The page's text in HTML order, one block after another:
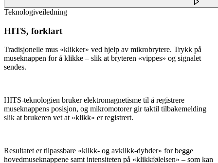
Teknologiveiledning
HITS, forklart
Tradisjonelle mus «klikker» ved hjelp av mikrobrytere. Trykk på
museknappen for å klikke – slik at bryteren «vippes» og signalet
sendes.
HITS-teknologien bruker elektromagnetisme til å registrere
museknappens posisjon, og mikromotorer gir taktil tilbakemelding
slik at brukeren vet at «klikk» er registrert.
Resultatet er tilpassbare «klikk- og avklikk-dybder» for begge
hovedmuseknappene samt intensiteten på «klikkfølelsen» – som kan